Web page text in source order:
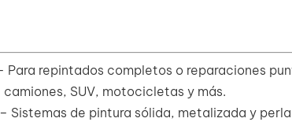
Para repintados completos o reparaciones
SUV, motocicletas y más.
Sistemas de pintura sólida, metalizada y